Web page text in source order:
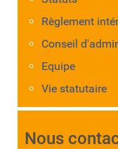
Règlement
Conseil
Equipe
Vie statutaire
Nous